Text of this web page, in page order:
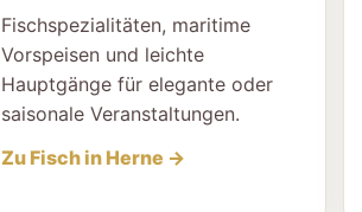
Fischspezialitäten, maritime
Vorspeisen und leichte
Hauptgänge für elegante oder
saisonale Veranstaltungen.
Zu Fisch in Herne →